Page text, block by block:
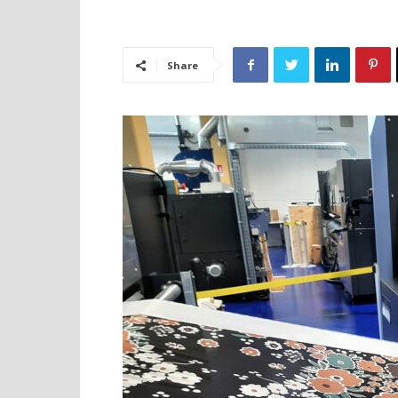
Share